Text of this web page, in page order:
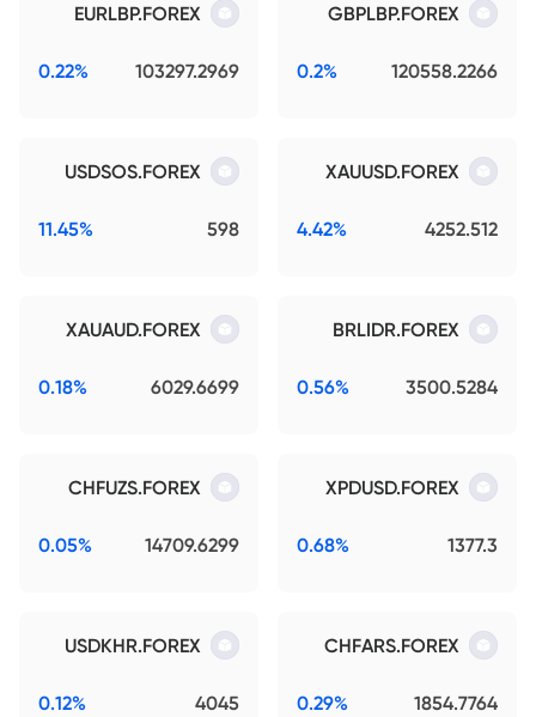
GBPLBP.FOREX
120558.2266
0.2%
EURLBP.FOREX
103297.2969
0.22%
XAUUSD.FOREX
4252.512
4.42%
USDSOS.FOREX
598
11.45%
BRLIDR.FOREX
3500.5284
0.56%
XAUAUD.FOREX
6029.6699
0.18%
XPDUSD.FOREX
1377.3
0.68%
CHFUZS.FOREX
14709.6299
0.05%
CHFARS.FOREX
1854.7764
0.29%
USDKHR.FOREX
4045
0.12%